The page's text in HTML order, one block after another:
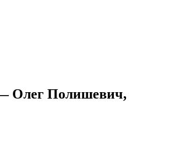
— Олег Полишевич,